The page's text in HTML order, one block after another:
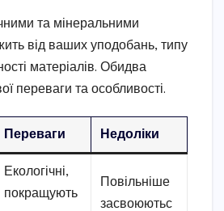
та мінеральними
від ваших уподобань, типу
матеріалів. Обидва
переваги та особливості.
Переваги Недоліки
Екологічні,
покращують
Повільніше
засвоюютьс